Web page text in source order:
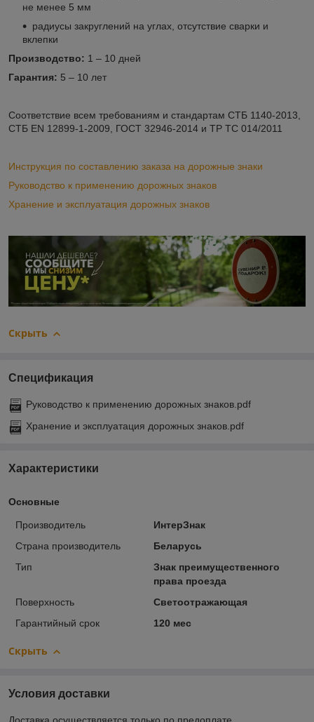
не менее 5 мм
радиусы закруглений на углах, отсутствие сварки и
вклепки
Производство: 1 – 10 дней
Гарантия: 5 – 10 лет
Соответствие всем требованиям и стандартам СТБ 1140-2013,
СТБ ЕN 12899-1-2009, ГОСТ 32946-2014 и ТР ТС 014/2011
Инструкция по составлению заказа на дорожные знаки
Руководство к применению дорожных знаков
Хранение и эксплуатация дорожных знаков
Скрыть
Спецификация
Руководство к применению дорожных знаков.pdf
Хранение и эксплуатация дорожных знаков.pdf
Характеристики
Основные
Производитель
ИнтерЗнак
Страна производитель
Беларусь
Тип
Знак преимущественного
права проезда
Поверхность
Светоотражающая
Гарантийный срок
120 мес
Скрыть
Условия доставки